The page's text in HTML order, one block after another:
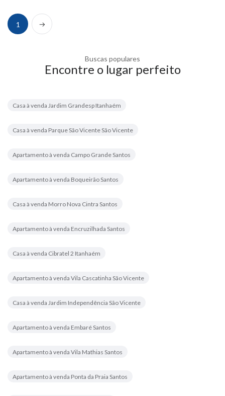
1 Próximo
Buscas populares
Encontre o lugar perfeito
Casa à venda Jardim Grandesp Itanhaém
Casa à venda Parque São Vicente São Vicente
Apartamento à venda Campo Grande Santos
Apartamento à venda Boqueirão Santos
Casa à venda Morro Nova Cintra Santos
Apartamento à venda Encruzilhada Santos
Casa à venda Cibratel 2 Itanhaém
Apartamento à venda Vila Cascatinha São Vicente
Casa à venda Jardim Independência São Vicente
Apartamento à venda Embaré Santos
Apartamento à venda Vila Mathias Santos
Apartamento à venda Ponta da Praia Santos